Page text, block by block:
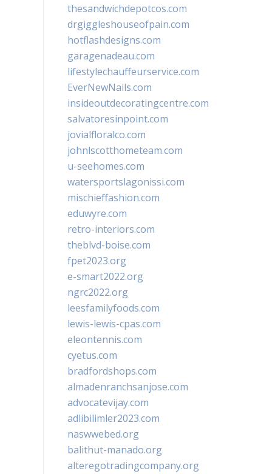
thesandwichdepotcos.com
drgiggleshouseofpain.com
hotflashdesigns.com
garagenadeau.com
lifestylechauffeurservice.com
EverNewNails.com
insideoutdecoratingcentre.com
salvatoresinpoint.com
jovialfloralco.com
johnlscotthometeam.com
u-seehomes.com
watersportslagonissi.com
mischieffashion.com
eduwyre.com
retro-interiors.com
theblvd-boise.com
fpet2023.org
e-smart2022.org
ngrc2022.org
leesfamilyfoods.com
lewis-lewis-cpas.com
eleontennis.com
cyetus.com
bradfordshops.com
almadenranchsanjose.com
advocatevijay.com
adlibilimler2023.com
naswwebed.org
balithut-manado.org
alteregotradingcompany.org